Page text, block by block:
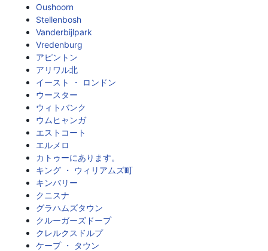
Oushoorn
Stellenbosh
Vanderbijlpark
Vredenburg
アピントン
アリワル北
イースト ・ ロンドン
ウースター
ウィトバンク
ウムヒャンガ
エストコート
エルメロ
カトゥーにあります。
キング ・ ウィリアムズ町
キンバリー
クニスナ
グラハムズタウン
クルーガーズドープ
クレルクスドルプ
ケープ ・ タウン